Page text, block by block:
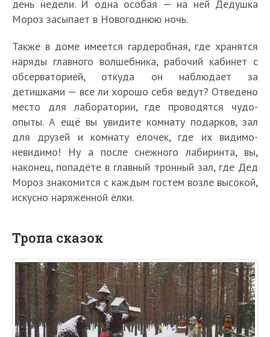
день недели. И одна особая — на ней Дедушка
Мороз засыпает в Новогоднюю ночь.
Также в доме имеется гардеробная, где хранятся
наряды главного волшебника, рабочий кабинет с
обсерваторией, откуда он наблюдает за
детишками — все ли хорошо себя ведут? Отведено
место для лаборатории, где проводятся чудо-
опыты. А ещё вы увидите комнату подарков, зал
для друзей и комнату ёлочек, где их видимо-
невидимо! Ну а после снежного лабиринта, вы,
наконец, попадёте в главный тронный зал, где Дед
Мороз знакомится с каждым гостем возле высокой,
искусно наряженной ёлки.
Тропа сказок